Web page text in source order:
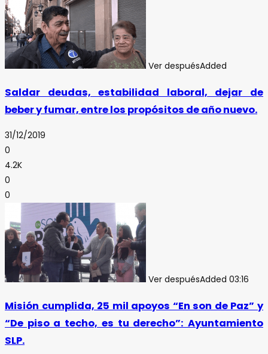
Ver despuésAdded
Saldar deudas, estabilidad laboral, dejar de
beber y fumar, entre los propósitos de año nuevo.
31/12/2019
0
4.2K
0
0
Ver despuésAdded 03:16
Misión cumplida, 25 mil apoyos “En son de Paz” y
“De piso a techo, es tu derecho”: Ayuntamiento
SLP.